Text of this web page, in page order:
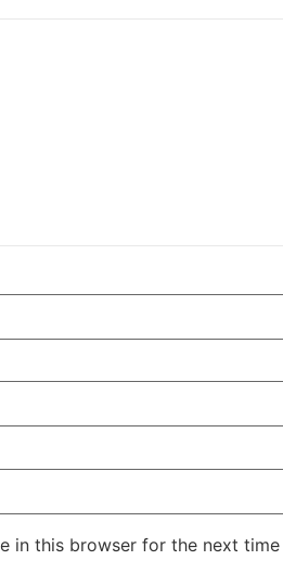
in this browser for the next